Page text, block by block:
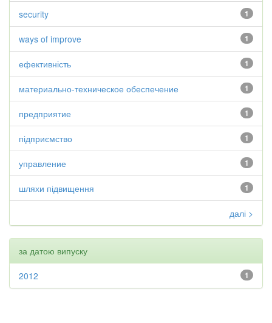
1
security
1
ways of improve
1
ефективність
1
материально-техническое обеспечение
1
предприятие
1
підприємство
1
управление
1
шляхи підвищення
далі >
за датою випуску
1
2012